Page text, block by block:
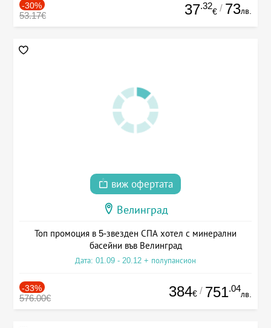
-30%
53.17€ 37.32
€ / 73лв.
виж офертата
Велинград
Топ промоция в 5-звезден СПА хотел с минерални
басейни във Велинград
Дата: 01.09 - 20.12 + полупансион
-33%
576.00€ 384€ / 751.04
лв.